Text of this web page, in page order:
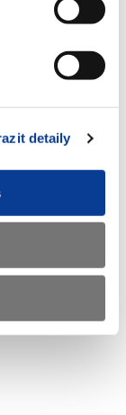
detaily